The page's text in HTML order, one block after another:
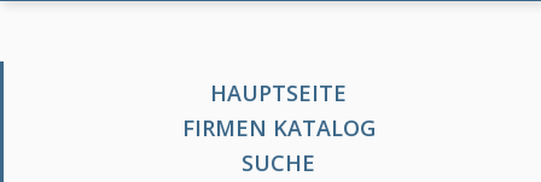
HAUPTSEITE
FIRMEN KATALOG
SUCHE